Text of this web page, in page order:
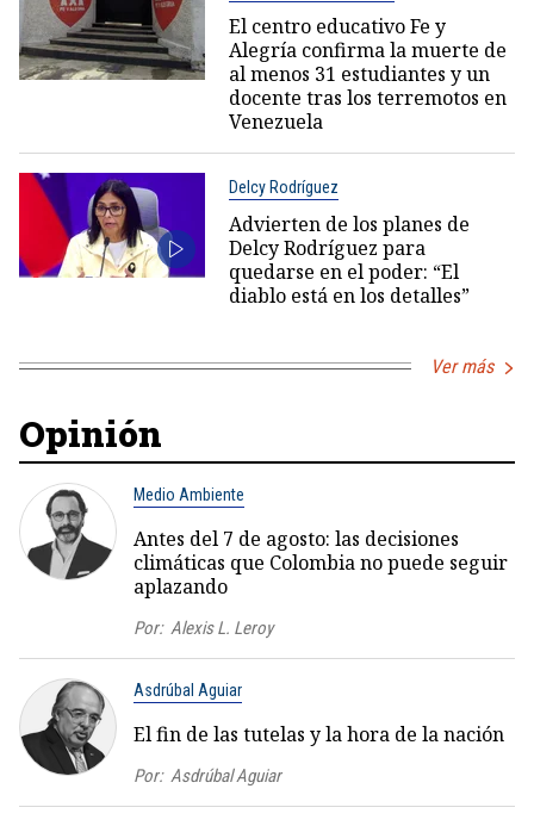
El centro educativo Fe y
Alegría confirma la muerte de
al menos 31 estudiantes y un
docente tras los terremotos en
Venezuela
Delcy Rodríguez
Advierten de los planes de
Delcy Rodríguez para
quedarse en el poder: “El
diablo está en los detalles”
Ver más
Opinión
Medio Ambiente
Antes del 7 de agosto: las decisiones
climáticas que Colombia no puede seguir
aplazando
Por: Alexis L. Leroy
Asdrúbal Aguiar
El fin de las tutelas y la hora de la nación
Por: Asdrúbal Aguiar